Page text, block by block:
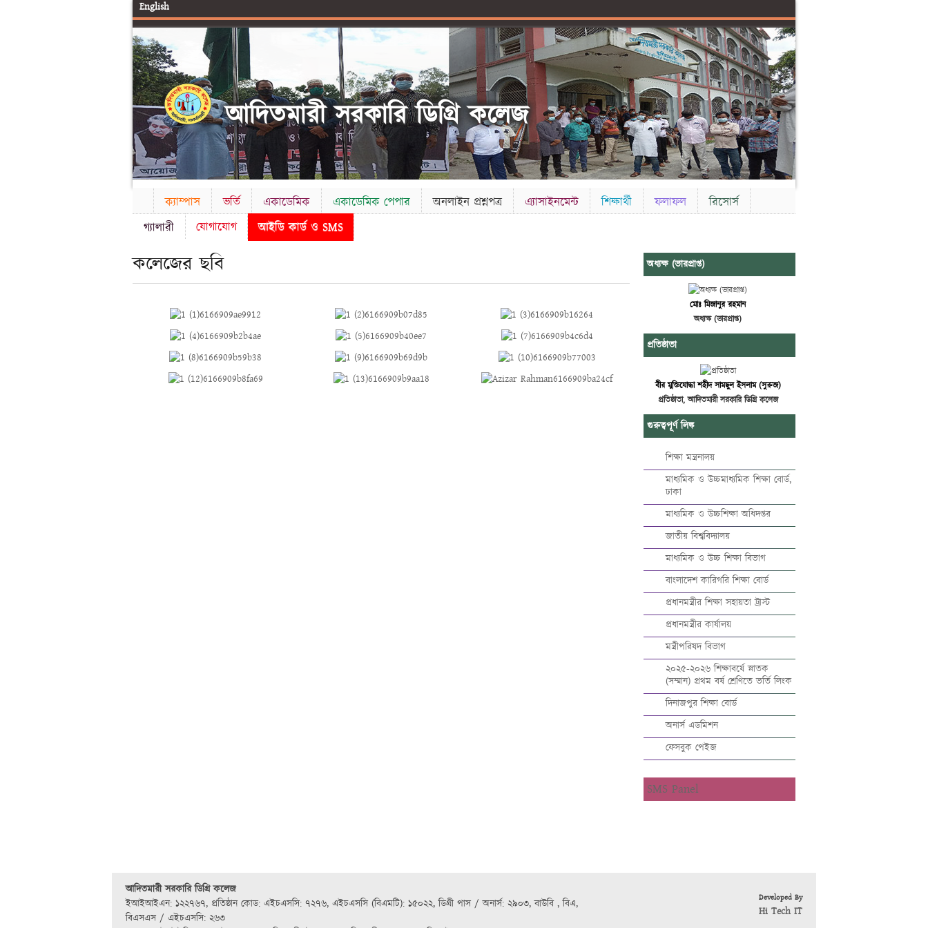
English
আদিতমারী সরকারি ডিগ্রি কলেজ
ক্যাম্পাস ভর্তি একাডেমিক একাডেমিক পেপার অনলাইন প্রশ্নপত্র এ্যাসাইনমেন্ট শিক্ষার্থী ফলাফল
রিসোর্স
গ্যালারী
যোগাযোগ আইডি কার্ড ও SMS
কলেজের ছবি অধ্যক্ষ (ভারপ্রাপ্ত)
মোঃ মিজানুর রহমান
অধ্যক্ষ (ভারপ্রাপ্ত)
প্রতিষ্ঠাতা
বীর মুক্তিযোদ্ধা শহীদ সামছুল ইসলাম (সুরুজ)
প্রতিষ্ঠাতা, আদিতমারী সরকারি ডিগ্রি কলেজ
গুরুত্বপূর্ণ লিঙ্ক
শিক্ষা মন্ত্রনালয়
মাধ্যমিক ও উচ্চমাধ্যমিক শিক্ষা বোর্ড,
ঢাকা
মাধ্যমিক ও উচ্চশিক্ষা অধিদপ্তর
জাতীয় বিশ্ববিদ্যালয়
মাধ্যমিক ও উচ্চ শিক্ষা বিভাগ
বাংলাদেশ কারিগরি শিক্ষা বোর্ড
প্রধানমন্ত্রীর শিক্ষা সহায়তা ট্রাস্ট
প্রধানমন্ত্রীর কার্যালয়
মন্ত্রীপরিষদ বিভাগ
২০২৫-২০২৬ শিক্ষাবর্ষে স্নাতক
(সম্মান) প্রথম বর্ষ শ্রেণিতে ভর্তি লিংক
দিনাজপুর শিক্ষা বোর্ড
অনার্স এডমিশন
ফেসবুক পেইজ
SMS Panel
আদিতমারী সরকারি ডিগ্রি কলেজ
ইআইআইএন: ১২২৭৬৭, প্রতিষ্ঠান কোড: এইচএসসি: ৭২৭৬, এইচএসসি (বিএমটি): ১৫০২২, ডিগ্রী পাস / অনার্স: ২৯০৩, বাউবি , বিএ,
বিএসএস / এইচএসসি: ২৬৩
Developed By
Hi Tech IT